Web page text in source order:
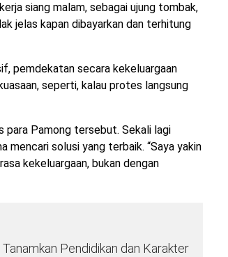
siang malam, sebagai ujung tombak,
jelas kapan dibayarkan dan terhitung
pemdekatan secara kekeluargaan
seperti, kalau protes langsung
para Pamong tersebut. Sekali lagi
mencari solusi yang terbaik. “Saya yakin
kekeluargaan, bukan dengan
Pendidikan dan Karakter